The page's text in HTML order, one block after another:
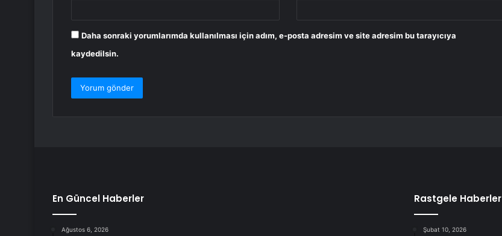
Daha sonraki yorumlarımda kullanılması için adım, e-posta adresim ve site adresim bu tarayıcıya
kaydedilsin.
En Güncel Haberler
Ağustos 6, 2026
Rastgele Haberler
Şubat 10, 2026